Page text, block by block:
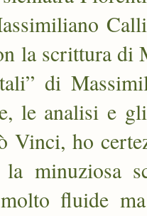
la scrittura di
di
le analisi e
Vinci, ho
minuziosa
fluide